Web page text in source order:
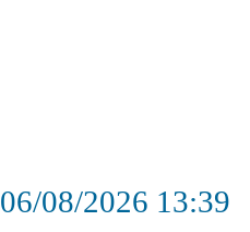
06/08/2026 13:39